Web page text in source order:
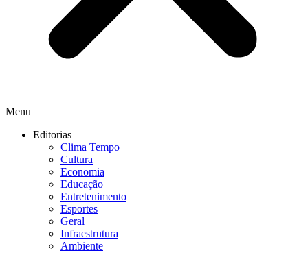
Menu
Editorias
Clima Tempo
Cultura
Economia
Educação
Entretenimento
Esportes
Geral
Infraestrutura
Ambiente